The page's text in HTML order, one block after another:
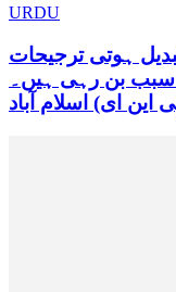
URDU
ہوتی ترجیحات
سبب بن رہی ہیں۔
ای) اسلام آباد